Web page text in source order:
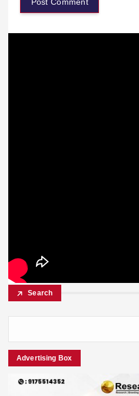
Search
Advertising Box